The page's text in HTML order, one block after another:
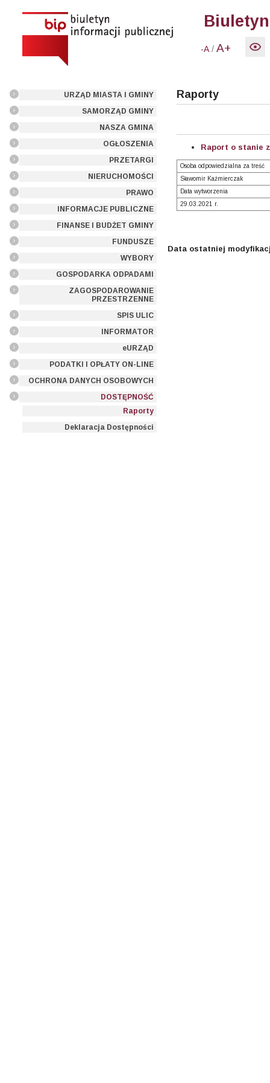
-A /A+
URZĄD MIASTA I GMINY
SAMORZĄD GMINY
NASZA GMINA
OGŁOSZENIA
PRZETARGI
NIERUCHOMOŚCI
PRAWO
INFORMACJE PUBLICZNE
FINANSE I BUDŻET GMINY
FUNDUSZE
WYBORY
GOSPODARKA ODPADAMI
ZAGOSPODAROWANIE
PRZESTRZENNE
SPIS ULIC
INFORMATOR
eURZĄD
PODATKI I OPŁATY ON-LINE
OCHRONA DANYCH OSOBOWYCH
DOSTĘPNOŚĆ
Raporty
Deklaracja Dostępności
Raporty
Raport o stanie
Osoba odpowiedzialna za treść
Sławomir Kaźmierczak
Data wytworzenia
29.03.2021 r.
Data ostatniej